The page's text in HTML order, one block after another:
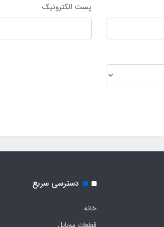
پست الکترونیک
دسترسی سریع
خانه